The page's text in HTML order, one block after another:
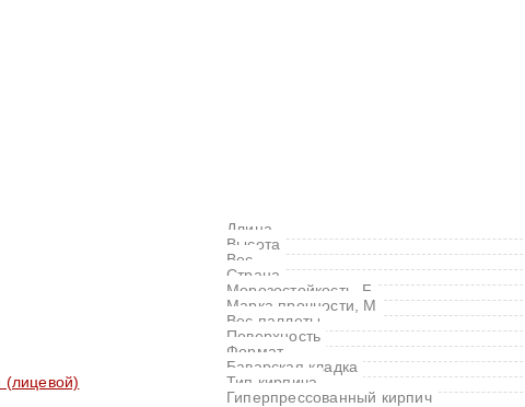
Длина
Высота
Вес
Страна
Морозостойкость, F
Марка прочности, M
Вес паллеты
Поверхность
Формат
Баварская кладка
Тип кирпича
Гиперпрессованный кирпич